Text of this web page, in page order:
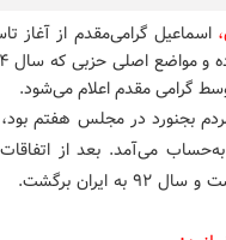
اسماعیل گرامی‌مقدم از
گرامی مقدم اعلام می‌شود.
ایران برگشت.